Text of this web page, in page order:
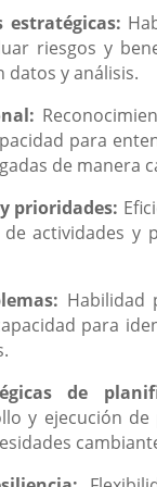
estratégicas:
riesgos y
datos y análisis.
para
de manera
prioridades:
de actividades
Habilidad
para
de
y ejecución